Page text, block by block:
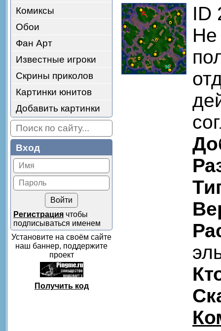
Комиксы
Обои
Фан Арт
Известные игроки
Скрины приколов
Картинки юнитов
Добавить картинки
Вход
Регистрация чтобы
подписываться именем
Установите на своём сайте
наш баннер, поддержите
проект
Получить код
ID
Не